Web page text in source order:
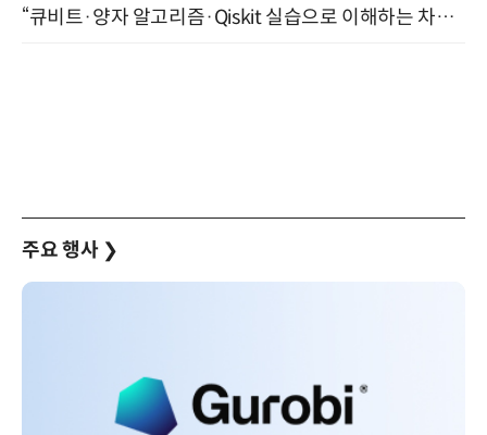
“큐비트·양자 알고리즘·Qiskit 실습으로 이해하는 차세대 컴퓨팅” (8/28)
주요 행사 ❯